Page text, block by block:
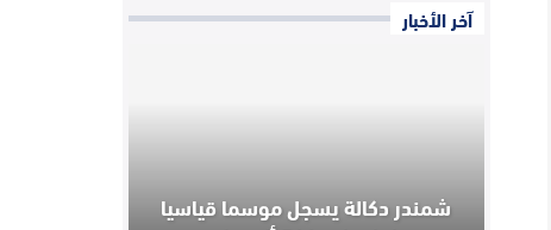
آخر الأخبار
شمندر دكالة يسجل موسما قياسيا